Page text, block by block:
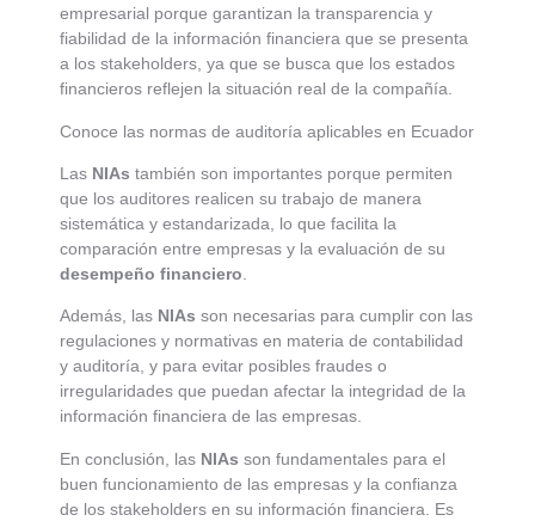
empresarial porque garantizan la transparencia y
fiabilidad de la información financiera que se presenta
a los stakeholders, ya que se busca que los estados
financieros reflejen la situación real de la compañía.
Conoce las normas de auditoría aplicables en Ecuador
Las NIAs también son importantes porque permiten
que los auditores realicen su trabajo de manera
sistemática y estandarizada, lo que facilita la
comparación entre empresas y la evaluación de su
desempeño financiero
Además, las NIAs son necesarias para cumplir con las
regulaciones y normativas en materia de contabilidad
y auditoría, y para evitar posibles fraudes o
irregularidades que puedan afectar la integridad de la
información financiera de las empresas.
En conclusión, las NIAs son fundamentales para el
buen funcionamiento de las empresas y la confianza
de los stakeholders en su información financiera. Es